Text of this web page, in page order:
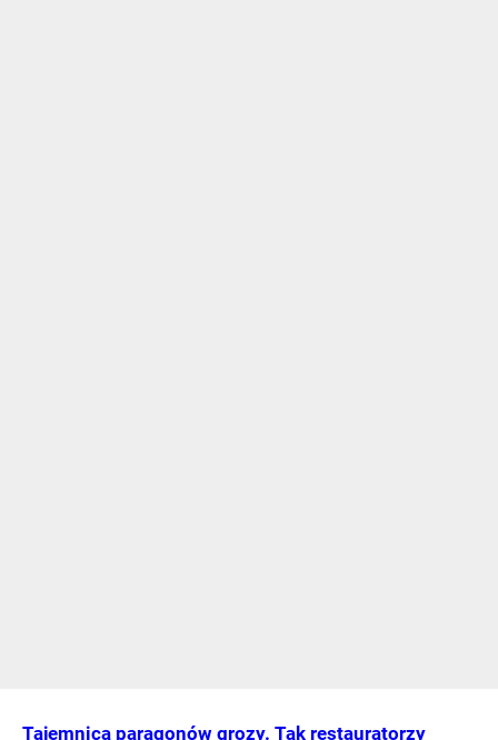
Tajemnica paragonów grozy. Tak restauratorzy